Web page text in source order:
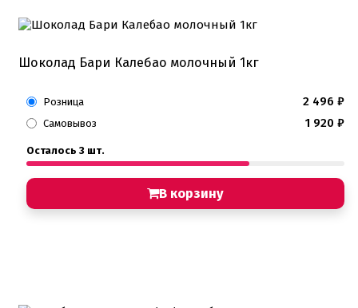
Шоколад Бари Калебао молочный 1кг
Розница 2 496 ₽
Самовывоз 1 920 ₽
Осталось 3 шт.
В корзину